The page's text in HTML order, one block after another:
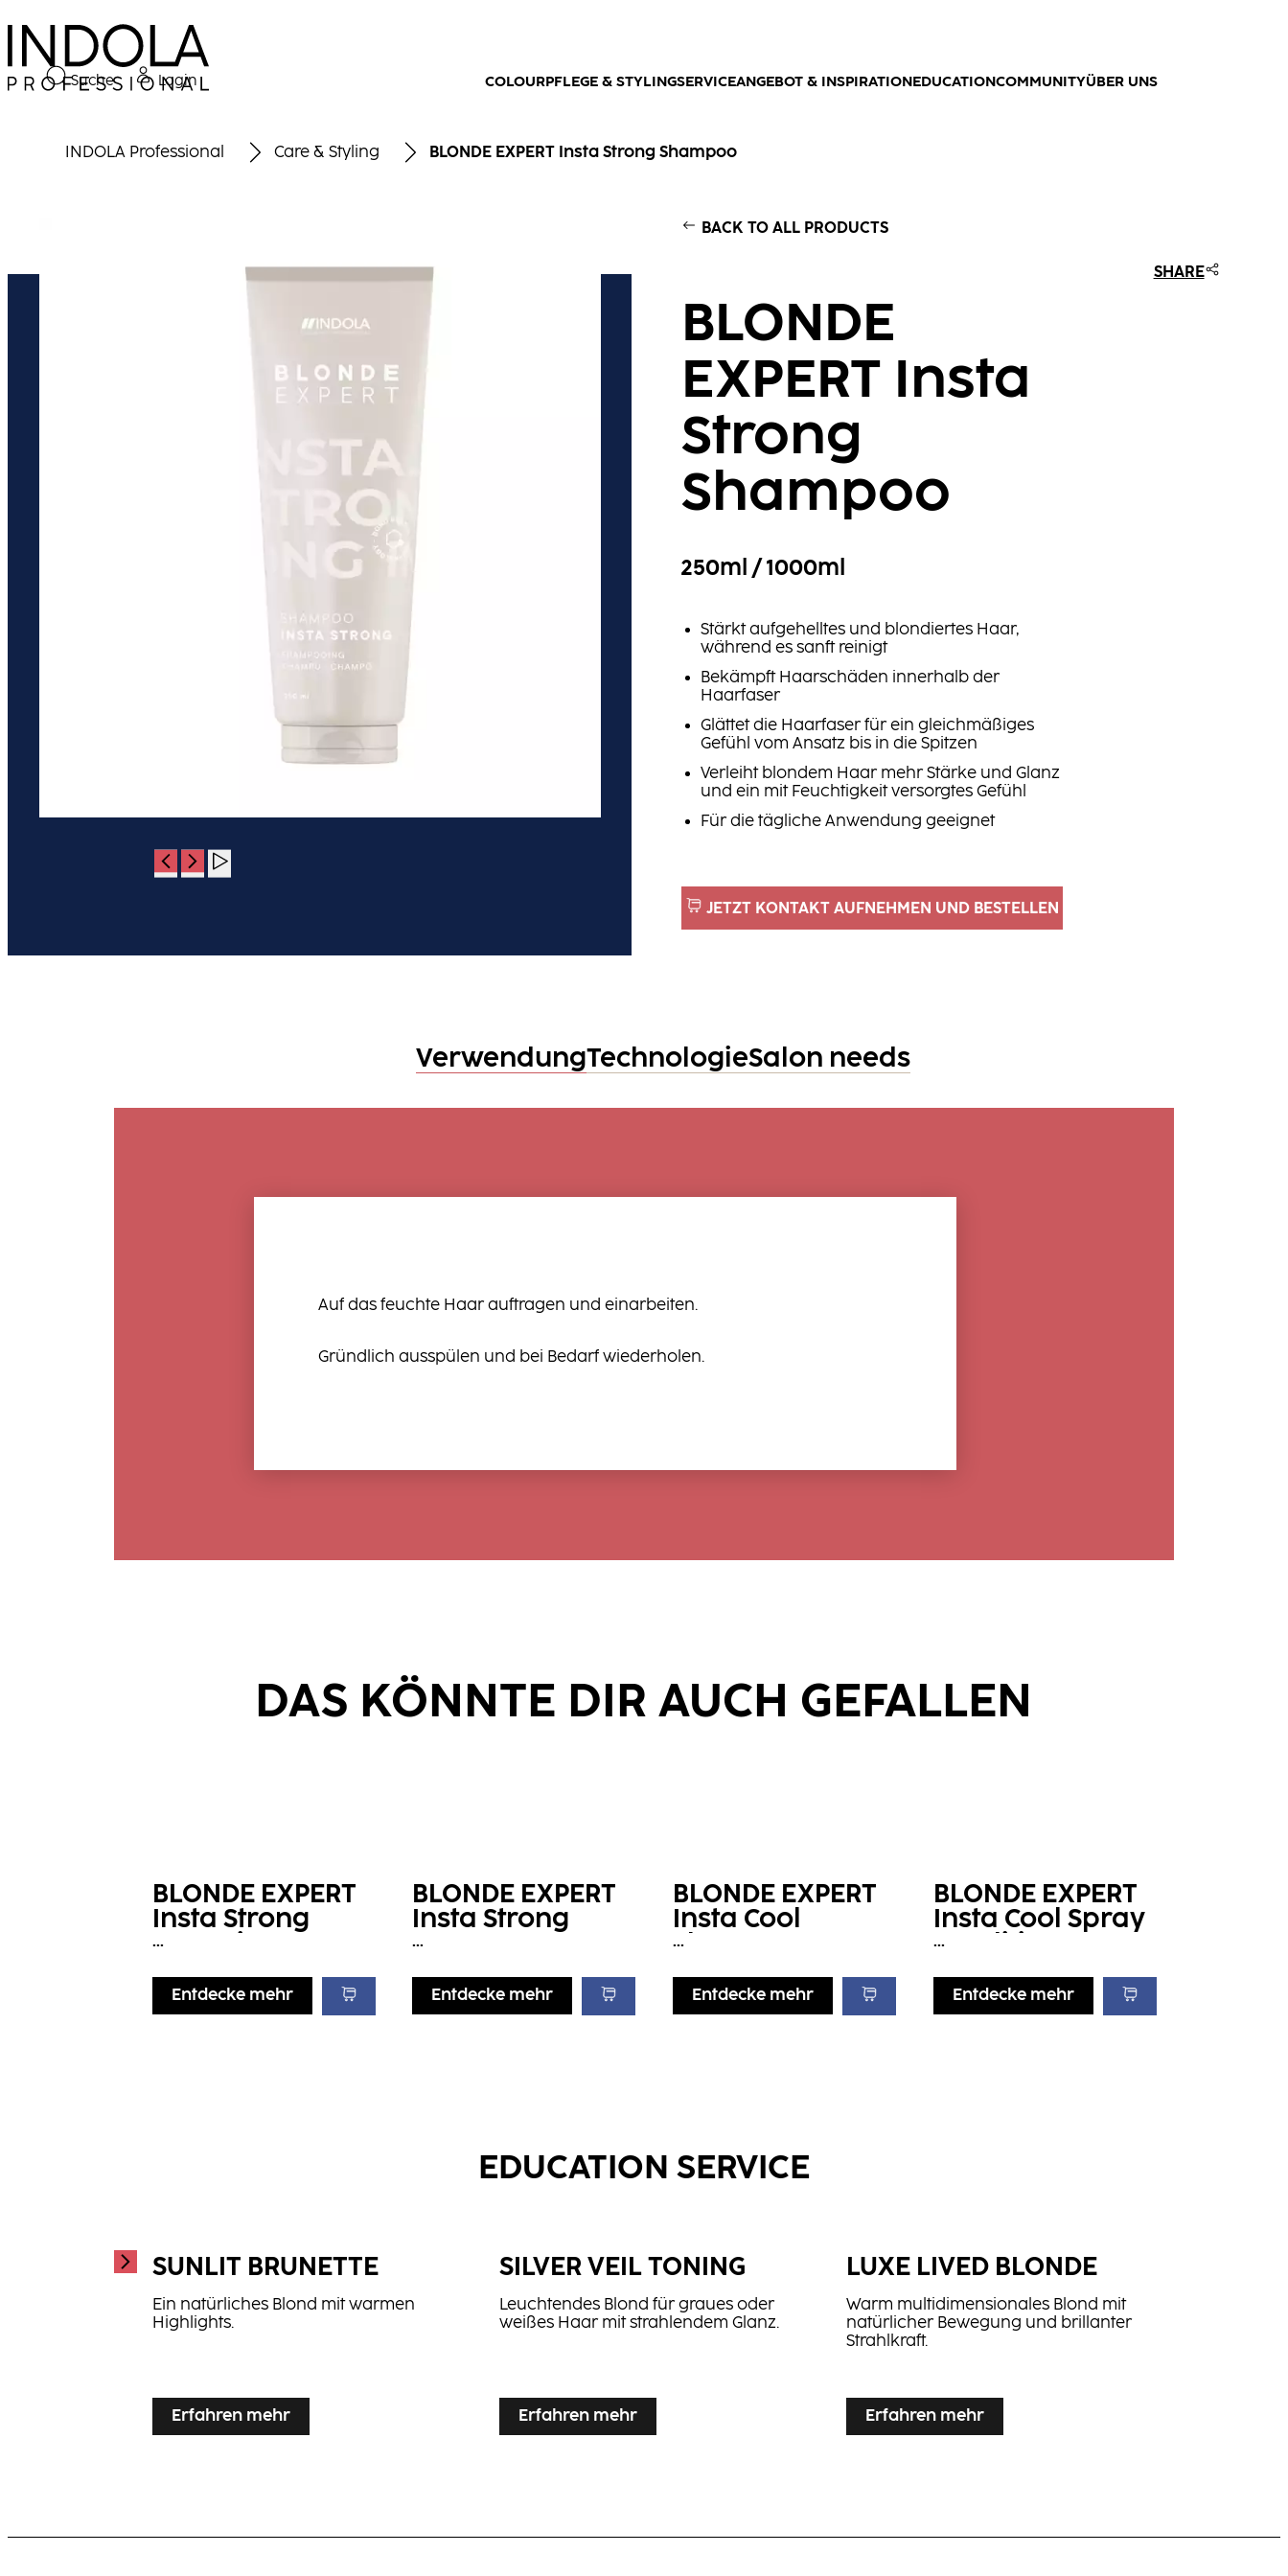
COLOURPFLEGE & STYLINGSERVICEANGEBOT & INSPIRATIONEDUCATIONCOMMUNITYÜBER UNS
Suche Login
INDOLA Professional Care & Styling BLONDE EXPERT Insta Strong Shampoo​
BACK TO ALL PRODUCTS
BLONDE
EXPERT Insta
Strong
Shampoo
250ml / 1000ml
SHARE
Stärkt aufgehelltes und blondiertes Haar,
während es sanft reinigt
Bekämpft Haarschäden innerhalb der
Haarfaser
Glättet die Haarfaser für ein gleichmäßiges
Gefühl vom Ansatz bis in die Spitzen
Verleiht blondem Haar mehr Stärke und Glanz
und ein mit Feuchtigkeit versorgtes Gefühl
Für die tägliche Anwendung geeignet
JETZT KONTAKT AUFNEHMEN UND BESTELLEN
VerwendungTechnologieSalon needs
Auf das feuchte Haar auftragen und einarbeiten.
Gründlich ausspülen und bei Bedarf wiederholen.
DAS KÖNNTE DIR AUCH GEFALLEN
BLONDE EXPERT
Insta Strong
Restoring Spray
...
Entdecke mehr
BLONDE EXPERT
Insta Strong
Treatment
...
Entdecke mehr
BLONDE EXPERT
Insta Cool
Shampoo
...
Entdecke mehr
BLONDE EXPERT
Insta Cool Spray
Conditioner
...
Entdecke mehr
EDUCATION SERVICE
SUNLIT BRUNETTE
Ein natürliches Blond mit warmen
Highlights.
...
Erfahren mehr
SILVER VEIL TONING
Leuchtendes Blond für graues oder
weißes Haar mit strahlendem Glanz.
...
Erfahren mehr
LUXE LIVED BLONDE
Warm multidimensionales Blond mit
natürlicher Bewegung und brillanter
Strahlkraft.
...
Erfahren mehr